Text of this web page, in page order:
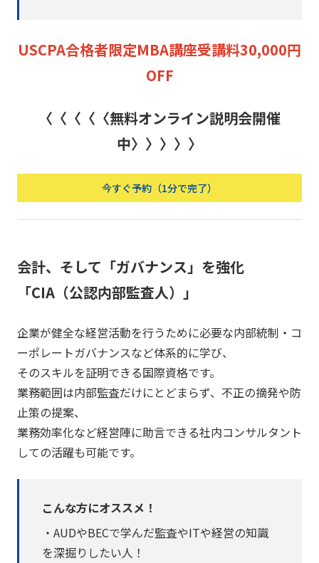
USCPA合格者限定MBA講座受講料30,000円
OFF
〈〈〈〈〈無料オンライン説明会開催
中〉〉〉〉〉
今すぐ予約（1分で完了）
会計、そして「ガバナンス」を強化
「CIA（公認内部監査人）」
企業が健全な経営活動を行うために必要な内部統制・コ
ーポレートガバナンスなど体系的に学び、
そのスキルを証明できる国際資格です。
業務範囲は内部監査だけにとどまらず、不正の摘発や防
止策の提案、
業務効率化など経営陣に助言できる社内コンサルタント
しての活躍も可能です。
こんな方にオススメ！
・AUDやBECで学んだ監査やITや経営の知識
を深掘りしたい人！